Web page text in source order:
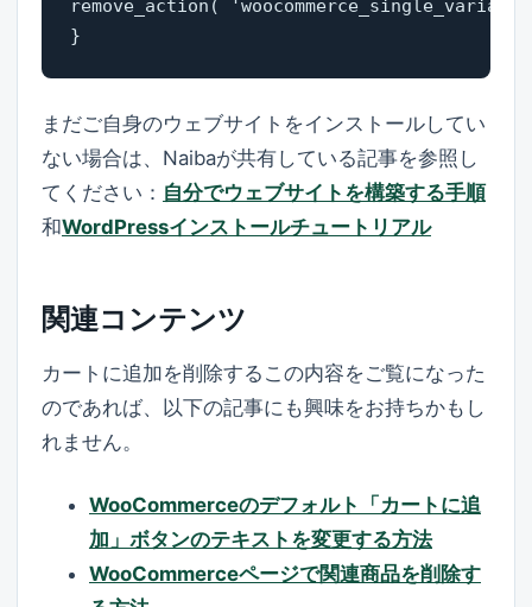
remove_action(
}
まだご自身のウェブサイトをインストールしてい
ない場合は、Naibaが共有している記事を参照し
てください： 自分でウェブサイトを構築する手順
和WordPressインストールチュートリアル
関連コンテンツ
カートに追加を削除するこの内容をご覧になった
のであれば、以下の記事にも興味をお持ちかもし
れません。
WooCommerceのデフォルト「カートに追
加」ボタンのテキストを変更する方法
WooCommerceページで関連商品を削除す